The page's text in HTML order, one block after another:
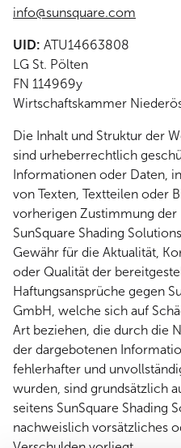
info@sunsquare.com
UID: ATU14663808
LG St. Pölten
FN 114969y
Wirtschaftskammer
Die Inhalt und Struktur der
sind urheberrechtlich
Informationen oder Daten,
von Texten, Textteilen oder
vorherigen Zustimmung der
SunSquare Shading
Gewähr für die Aktualität,
oder Qualität der
Haftungsansprüche gegen
GmbH, welche sich auf
Art beziehen, die durch die
der dargebotenen
fehlerhafter und
wurden, sind grundsätzlich
seitens SunSquare Shading
nachweislich vorsätzliches